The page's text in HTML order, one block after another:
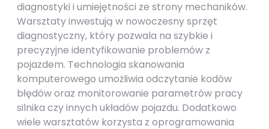
diagnostyki i umiejętności ze strony mechaników.
Warsztaty inwestują w nowoczesny sprzęt
diagnostyczny, który pozwala na szybkie i
precyzyjne identyfikowanie problemów z
pojazdem. Technologia skanowania
komputerowego umożliwia odczytanie kodów
błędów oraz monitorowanie parametrów pracy
silnika czy innych układów pojazdu. Dodatkowo
wiele warsztatów korzysta z oprogramowania